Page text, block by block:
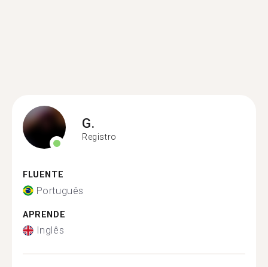
G.
Registro
FLUENTE
Português
APRENDE
Inglês